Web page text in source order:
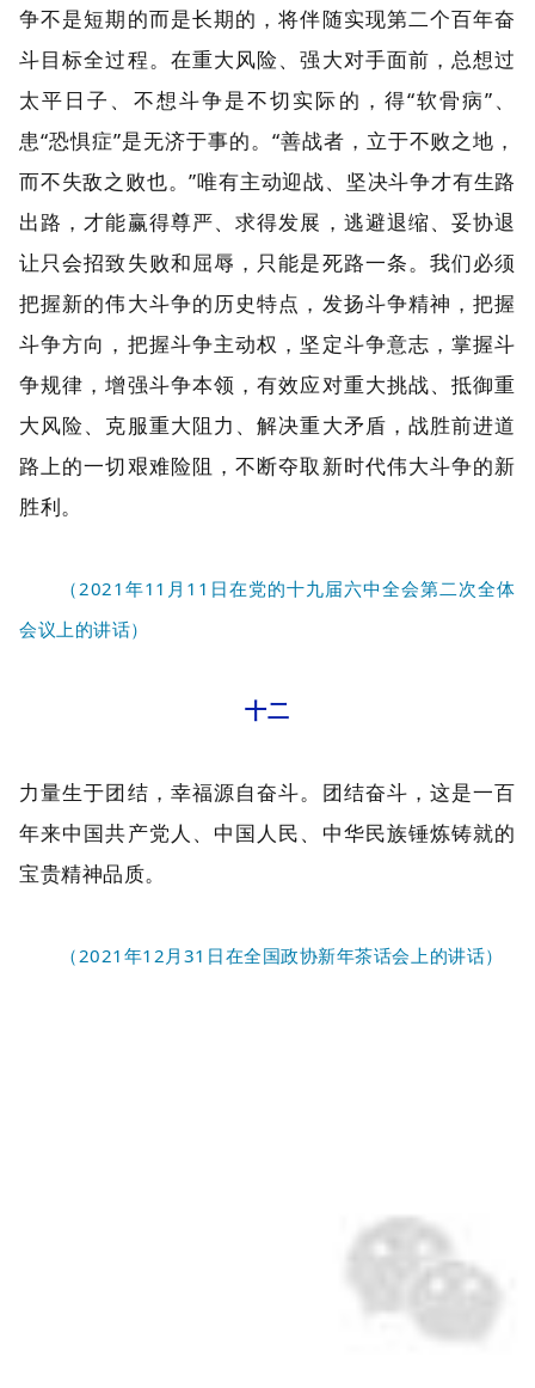
争不是短期的而是长期的，将伴随实现第二个百年奋
斗目标全过程。在重大风险、强大对手面前，总想过
太平日子、不想斗争是不切实际的，得“软骨病”、
患“恐惧症”是无济于事的。“善战者，立于不败之地，
而不失敌之败也。”唯有主动迎战、坚决斗争才有生路
出路，才能赢得尊严、求得发展，逃避退缩、妥协退
让只会招致失败和屈辱，只能是死路一条。我们必须
把握新的伟大斗争的历史特点，发扬斗争精神，把握
斗争方向，把握斗争主动权，坚定斗争意志，掌握斗
争规律，增强斗争本领，有效应对重大挑战、抵御重
大风险、克服重大阻力、解决重大矛盾，战胜前进道
路上的一切艰难险阻，不断夺取新时代伟大斗争的新
胜利。
（2021年11月11日在党的十九届六中全会第二次全体
会议上的讲话）
十二
力量生于团结，幸福源自奋斗。团结奋斗，这是一百
年来中国共产党人、中国人民、中华民族锤炼铸就的
宝贵精神品质。
（2021年12月31日在全国政协新年茶话会上的讲话）